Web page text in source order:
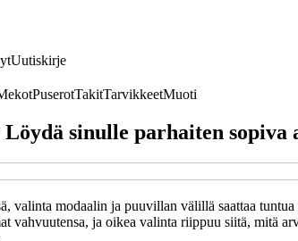
Uutiskirje
PuserotTakitTarvikkeetMuoti
sinulle parhaiten sopiva
valinta modaalin ja puuvillan välillä saattaa
vahvuutensa, ja oikea valinta riippuu siitä, mitä